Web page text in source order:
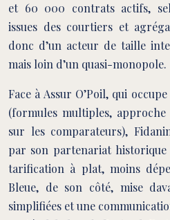
et 60 000 contrats actifs,
issues des courtiers et
donc d’un acteur de taille
mais loin d’un quasi-monopole.
Face à Assur O’Poil, qui
(formules multiples,
sur les comparateurs),
par son partenariat historique
tarification à plat, moins
Bleue, de son côté, mise
simplifiées et une